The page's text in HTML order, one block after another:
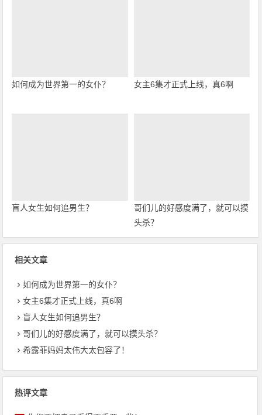
如何成为世界第一的女仆？ 女主6集才正式上线，真6啊
盲人女生如何追男生？
哥们儿的好感度满了，就可以摸
头杀？
相关文章
如何成为世界第一的女仆？
女主6集才正式上线，真6啊
盲人女生如何追男生？
哥们儿的好感度满了，就可以摸头杀？
希露菲妈妈太伟大太包容了！
热评文章